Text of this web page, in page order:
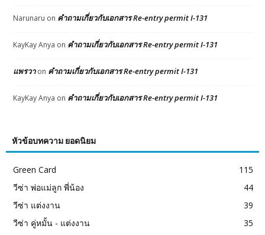
Narunaru on คำถามเกี่ยวกับเอกสาร Re-entry permit I-131
KayKay Anya on คำถามเกี่ยวกับเอกสาร Re-entry permit I-131
แพรวาon คำถามเกี่ยวกับเอกสาร Re-entry permit I-131
KayKay Anya on คำถามเกี่ยวกับเอกสาร Re-entry permit I-131
หัวข้อบทความ ยอดนิยม
Green Card
115
วีซ่า พ่อแม่ลูก พี่น้อง
44
วีซ่า แต่งงาน
39
วีซ่า คู่หมั้น - แต่งงาน
35